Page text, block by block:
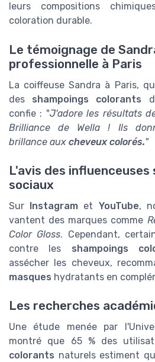
leurs compositions
coloration durable.
Le témoignage de
professionnelle à Paris
La coiffeuse Sandra à Paris,
des shampoings colorants
confie : "J'adore les résultats
Brilliance de Wella ! Ils
brillance aux cheveux colorés."
L'avis des influenceuses
sociaux
Sur Instagram et YouTube,
vantent des marques comme
Color Gloss. Cependant,
contre les shampoings
assécher les cheveux,
masques hydratants en
Les recherches
Une étude menée par
montré que 65 % des
colorants naturels estiment